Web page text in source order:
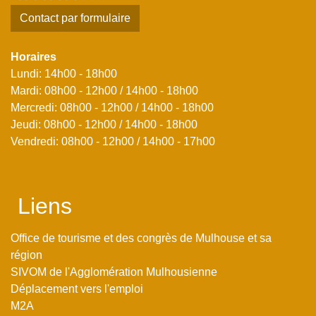
Contact par formulaire
Horaires
Lundi: 14h00 - 18h00
Mardi: 08h00 - 12h00 / 14h00 - 18h00
Mercredi: 08h00 - 12h00 / 14h00 - 18h00
Jeudi: 08h00 - 12h00 / 14h00 - 18h00
Vendredi: 08h00 - 12h00 / 14h00 - 17h00
Liens
Office de tourisme et des congrès de Mulhouse et sa
région
SIVOM de l'Agglomération Mulhousienne
Déplacement vers l'emploi
M2A